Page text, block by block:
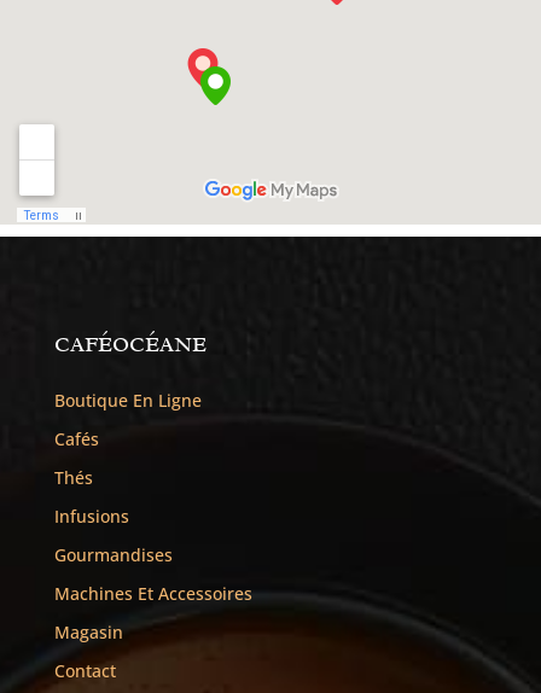
CAFÉOCÉANE
Boutique En Ligne
Cafés
Thés
Infusions
Gourmandises
Machines Et Accessoires
Magasin
Contact